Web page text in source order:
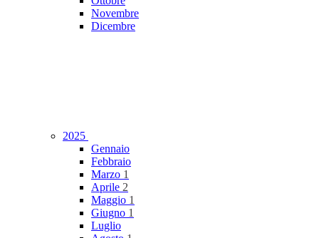
Novembre
Dicembre
2025
Gennaio
Febbraio
Marzo 1
Aprile 2
Maggio 1
Giugno 1
Luglio